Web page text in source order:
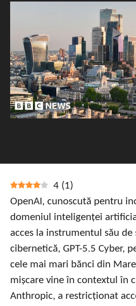
4 (1)
OpenAI, cunoscută pentru
domeniul inteligenței
acces la instrumentul său de
cibernetică, GPT-5.5 Cyber,
cele mai mari bănci din
mișcare vine în contextul în
Anthropic, a restricționat